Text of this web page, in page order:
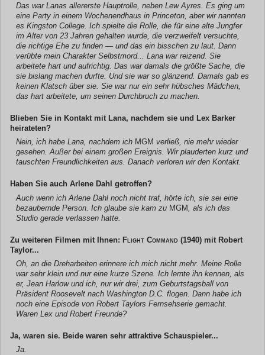
Das war Lanas allererste Hauptrolle, neben Lew Ayres. Es ging um
eine Party in einem Wochenendhaus in Princeton, aber wir nannten
es Kingston College. Ich spielte die Rolle, die für eine alte Jungfer
im Alter von 23 Jahren gehalten wurde, die verzweifelt versuchte,
die richtige Ehe zu finden — und das ein bisschen zu laut. Dann
verübte mein Charakter Selbstmord... Lana war reizend. Sie
arbeitete hart und aufrichtig. Das war damals die größte Sache, die
sie bislang machen durfte. Und sie war so glänzend. Damals gab es
keinen Klatsch über sie. Sie war nur ein sehr hübsches Mädchen,
das hart arbeitete, um seinen Durchbruch zu machen.
Blieben Sie in Kontakt mit Lana, nachdem sie und Lex Barker
heirateten?
Nein, ich habe Lana, nachdem ich MGM verließ, nie mehr wieder
gesehen. Außer bei einem großen Ereignis. Wir plauderten kurz und
tauschten Freundlichkeiten aus. Danach verloren wir den Kontakt.
Haben Sie auch Arlene Dahl getroffen?
Auch wenn ich Arlene Dahl noch nicht traf, hörte ich, sie sei eine
bezaubernde Person. Ich glaube sie kam zu MGM , als ich das
Studio gerade verlassen hatte.
Zu weiteren Filmen mit Ihnen: Flight Command (1940) mit Robert
Taylor...
Oh, an die Dreharbeiten erinnere ich mich nicht mehr. Meine Rolle
war sehr klein und nur eine kurze Szene. Ich lernte ihn kennen, als
er, Jean Harlow und ich, nur wir drei, zum Geburtstagsball von
Präsident Roosevelt nach Washington D.C. flogen. Dann habe ich
noch eine Episode von Robert Taylors Fernsehserie gemacht.
Waren Lex und Robert Freunde?
Ja, waren sie. Beide waren sehr attraktive Schauspieler...
Ja.